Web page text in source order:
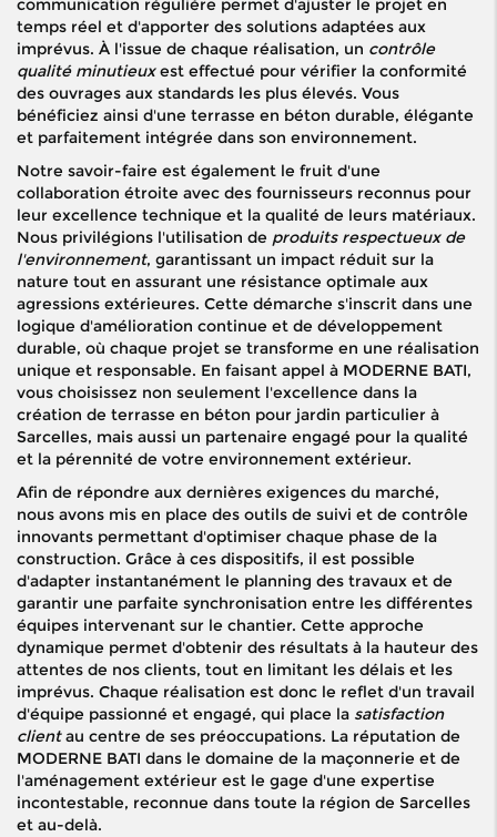
communication régulière permet d'ajuster le projet en
temps réel et d'apporter des solutions adaptées aux
imprévus. À l'issue de chaque réalisation, un contrôle
qualité minutieuxest effectué pour vérifier la conformité
des ouvrages aux standards les plus élevés. Vous
bénéficiez ainsi d'une terrasse en béton durable, élégante
et parfaitement intégrée dans son environnement.
Notre savoir-faire est également le fruit d'une
collaboration étroite avec des fournisseurs reconnus pour
leur excellence technique et la qualité de leurs matériaux.
Nous privilégions l'utilisation de produits respectueux de
l'environnement, garantissant un impact réduit sur la
nature tout en assurant une résistance optimale aux
agressions extérieures. Cette démarche s'inscrit dans une
logique d'amélioration continue et de développement
durable, où chaque projet se transforme en une réalisation
unique et responsable. En faisant appel à MODERNE BATI,
vous choisissez non seulement l'excellence dans la
création de terrasse en béton pour jardin particulier à
Sarcelles, mais aussi un partenaire engagé pour la qualité
et la pérennité de votre environnement extérieur.
Afin de répondre aux dernières exigences du marché,
nous avons mis en place des outils de suivi et de contrôle
innovants permettant d'optimiser chaque phase de la
construction. Grâce à ces dispositifs, il est possible
d'adapter instantanément le planning des travaux et de
garantir une parfaite synchronisation entre les différentes
équipes intervenant sur le chantier. Cette approche
dynamique permet d'obtenir des résultats à la hauteur des
attentes de nos clients, tout en limitant les délais et les
imprévus. Chaque réalisation est donc le reflet d'un travail
d'équipe passionné et engagé, qui place la satisfaction
clientau centre de ses préoccupations. La réputation de
MODERNE BATI dans le domaine de la maçonnerie et de
l'aménagement extérieur est le gage d'une expertise
incontestable, reconnue dans toute la région de Sarcelles
et au-delà.